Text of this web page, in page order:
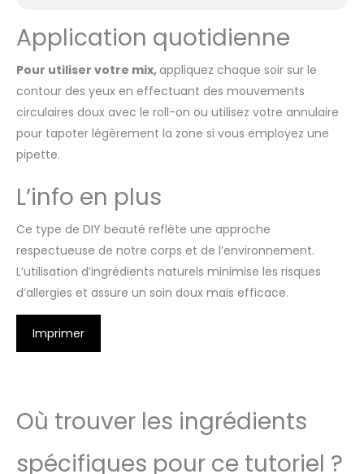
Application quotidienne
Pour utiliser votre mix,appliquez chaque soir sur le
contour des yeux en effectuant des mouvements
circulaires doux avec le roll-on ou utilisez votre annulaire
pour tapoter légèrement la zone si vous employez une
pipette.
L’info en plus
Ce type de DIY beauté reflète une approche
respectueuse de notre corps et de l’environnement.
L’utilisation d’ingrédients naturels minimise les risques
d’allergies et assure un soin doux mais efficace.
Imprimer
Où trouver les ingrédients
spécifiques pour ce tutoriel ?